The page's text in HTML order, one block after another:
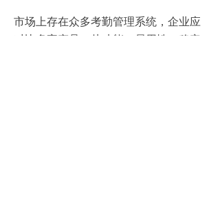
市场上存在众多考勤管理系统，企业应
对比多家产品，从功能、易用性、稳定